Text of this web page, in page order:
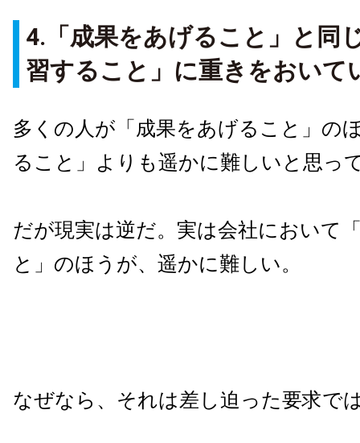
4.「成果をあげること」と同
習すること」に重きをおいて
多くの人が「成果をあげること」の
ること」よりも遥かに難しいと思っ
だが現実は逆だ。実は会社において
と」のほうが、遥かに難しい。
なぜなら、それは差し迫った要求で